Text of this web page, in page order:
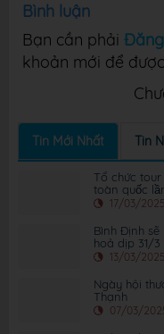
Bình luận
Bạn cần phải
khoản mới để
Tin Mới Nhất Tin
Tổ chức
toàn quốc
17/03/2025
Bình Định
hoả dịp 31/3
13/03/2025
Ngày hội
Thạnh
07/03/